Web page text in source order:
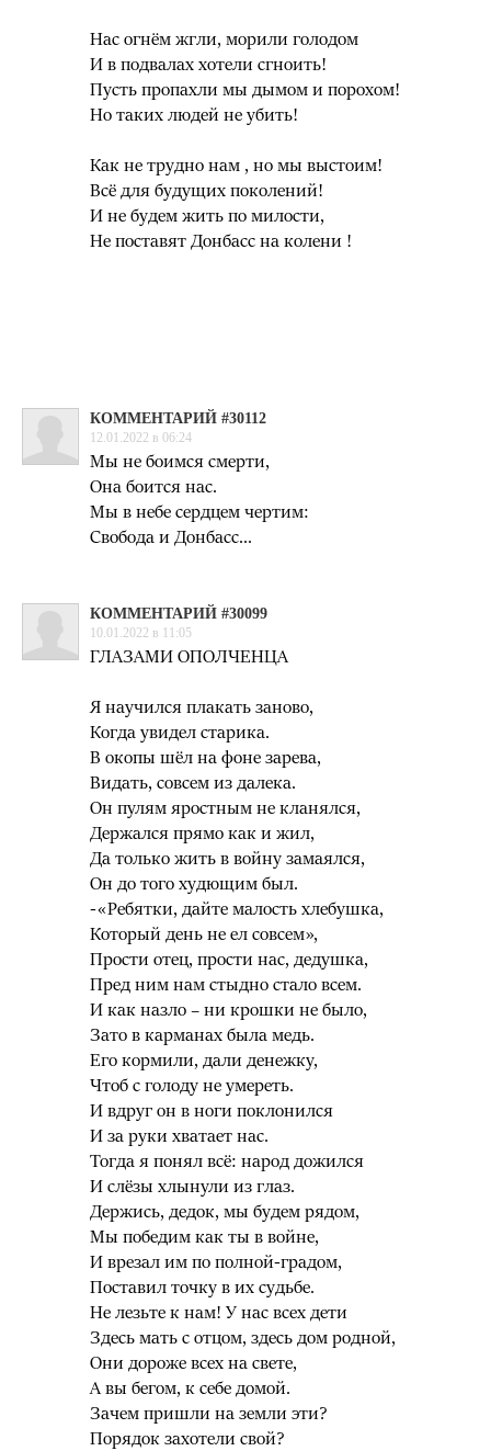
Нас огнём жгли, морили голодом
И в подвалах хотели сгноить!
Пусть пропахли мы дымом и порохом!
Но таких людей не убить!
Как не трудно нам , но мы выстоим!
Всё для будущих поколений!
И не будем жить по милости,
Не поставят Донбасс на колени !
КОММЕНТАРИЙ #30112
12.01.2022 в 06:24
Мы не боимся смерти,
Она боится нас.
Мы в небе сердцем чертим:
Свобода и Донбасс...
КОММЕНТАРИЙ #30099
10.01.2022 в 11:05
ГЛАЗАМИ ОПОЛЧЕНЦА
Я научился плакать заново,
Когда увидел старика.
В окопы шёл на фоне зарева,
Видать, совсем из далека.
Он пулям яростным не кланялся,
Держался прямо как и жил,
Да только жить в войну замаялся,
Он до того худющим был.
-«Ребятки, дайте малость хлебушка,
Который день не ел совсем»,
Прости отец, прости нас, дедушка,
Пред ним нам стыдно стало всем.
И как назло – ни крошки не было,
Зато в карманах была медь.
Его кормили, дали денежку,
Чтоб с голоду не умереть.
И вдруг он в ноги поклонился
И за руки хватает нас.
Тогда я понял всё: народ дожился
И слёзы хлынули из глаз.
Держись, дедок, мы будем рядом,
Мы победим как ты в войне,
И врезал им по полной-градом,
Поставил точку в их судьбе.
Не лезьте к нам! У нас всех дети
Здесь мать с отцом, здесь дом родной,
Они дороже всех на свете,
А вы бегом, к себе домой.
Зачем пришли на земли эти?
Порядок захотели свой?